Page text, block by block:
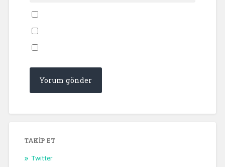
TAKIP ET
Twitter